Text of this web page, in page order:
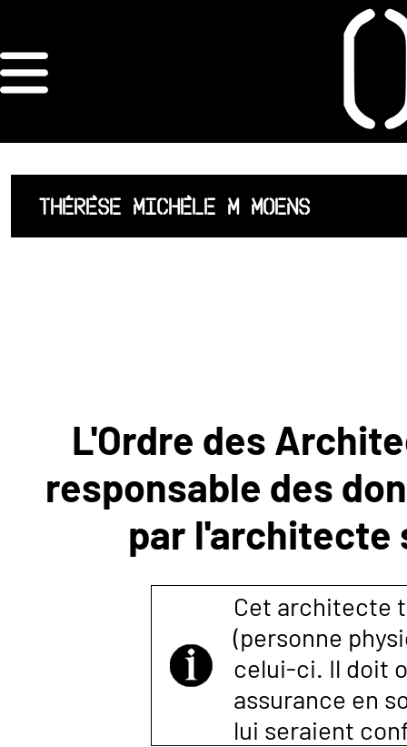
ORDRE DES
ARCHITECTES
ACCUEIL
LISTE DES
NOUS
CONTACTER
THÉRÈSE MICHÈLE M MOENS
L'Ordre des
responsable des
par l'architecte
Cet architecte
(personne
celui-ci. Il doit
assurance en
lui seraient